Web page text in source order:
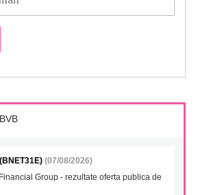
(07/08/2026)
Group - rezultate oferta publica de